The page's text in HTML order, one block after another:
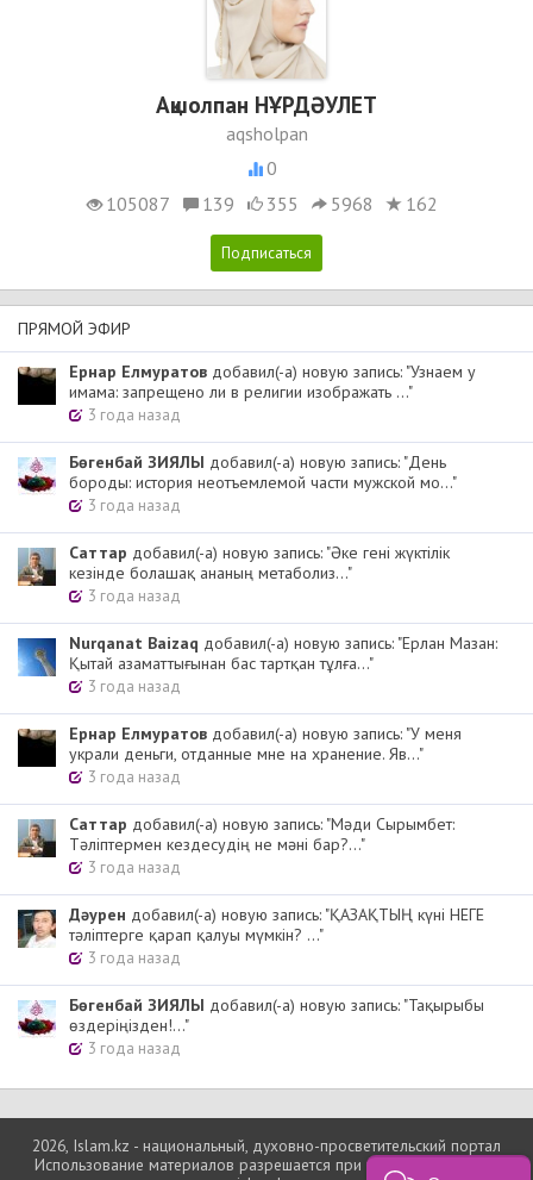
Ақшолпан НҰРДӘУЛЕТ
aqsholpan
0
105087
139 355 5968 162
ПРЯМОЙ ЭФИР
Ернар Елмуратов добавил(-а) новую запись: "Узнаем у
имама: запрещено ли в религии изображать ..."
3 года назад
Бөгенбай ЗИЯЛЫ добавил(-а) новую запись: "День
бороды: история неотъемлемой части мужской мо..."
3 года назад
Cаттар добавил(-а) новую запись: "Әке гені жүктілік
кезінде болашақ ананың метаболиз..."
3 года назад
Nurqanat Baizaq добавил(-а) новую запись: "Ерлан Мазан:
Қытай азаматтығынан бас тартқан тұлға..."
3 года назад
Ернар Елмуратов добавил(-а) новую запись: "У меня
украли деньги, отданные мне на хранение. Яв..."
3 года назад
Cаттар добавил(-а) новую запись: "Мәди Сырымбет:
Тәліптермен кездесудің не мәні бар?..."
3 года назад
Дәурен добавил(-а) новую запись: "ҚАЗАҚТЫҢ күні НЕГЕ
тәліптерге қарап қалуы мүмкін? ..."
3 года назад
Бөгенбай ЗИЯЛЫ добавил(-а) новую запись: "Тақырыбы
өздеріңізден!..."
3 года назад
2026, Islam.kz - национальный, духовно-просветительский портал
Использование материалов разрешается при условии ссылки на